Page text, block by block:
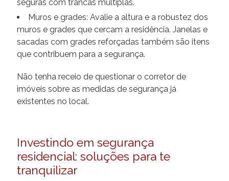
seguras com trancas múltiplas.
Muros e grades: Avalie a altura e a robustez dos
muros e grades que cercam a residência. Janelas e
sacadas com grades reforçadas também são itens
que contribuem para a segurança.
Não tenha receio de questionar o corretor de
imóveis sobre as medidas de segurança já
existentes no local.
Investindo em segurança
residencial: soluções para te
tranquilizar